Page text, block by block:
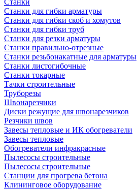
Станки
Станки для гибки арматуры
Станки для гибки скоб и хомутов
Станки для гибки труб
Станки для резки арматуры
Станки правильно-отрезные
Станки резьбонакатные для арматуры
Станки листогибочные
Станки токарные
Тачки строительные
Труборезы
Швонарезчики
Диски режущие для швонарезчиков
Резчики швов
Завесы тепловые и ИК обогреватели
Завесы тепловые
Обогреватели инфракрасные
Пылесосы строительные
Пылесосы строительные
Станции для прогрева бетона
Клининговое оборудование